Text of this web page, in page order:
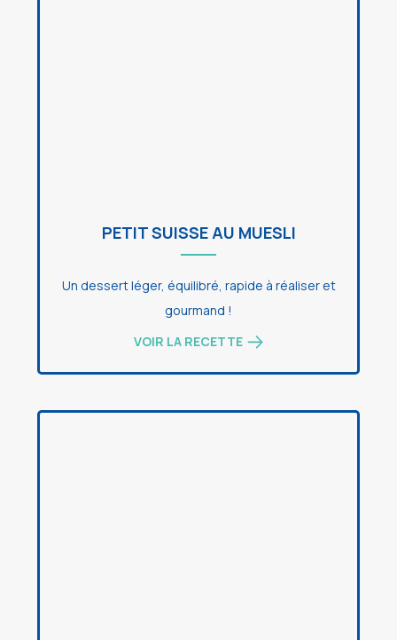
PETIT SUISSE AU MUESLI
Un dessert léger, équilibré, rapide à réaliser et
gourmand !
VOIR LA RECETTE